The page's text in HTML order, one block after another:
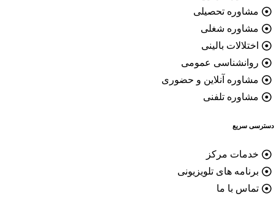
تحصیلی
شغلی
بالینی
عمومی
آنلاین و حضوری
تلفنی
سریع
مرکز
های تلویزیونی
با ما